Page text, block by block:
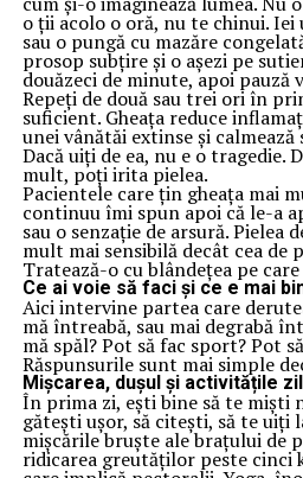
o ții acolo o oră, nu te chinui. Iei
sau o pungă cu mazăre
prosop subțire și o așezi pe
douăzeci de minute, apoi pauză
Repeți de două sau trei ori în
suficient. Gheața reduce
unei vânătăi extinse și calmează
Dacă uiți de ea, nu e o tragedie.
mult, poți irita pielea.
Pacientele care țin gheața mai
continuu îmi spun apoi că le-a
sau o senzație de arsură. Pielea
mult mai sensibilă decât cea de
Tratează-o cu blândețea pe
Ce ai voie să faci și ce e mai
Aici intervine partea care
mă întreabă, sau mai degrabă
mă spăl? Pot să fac sport? Pot
Răspunsurile sunt mai simple
Mișcarea, dușul și activitățile
În prima zi, ești bine să te miști
gătești ușor, să citești, să te uiți
mișcările bruște ale brațului de
ridicarea greutăților peste cinci